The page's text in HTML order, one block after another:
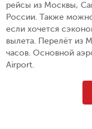
рейсы из Москвы,
России. Также
если хочется
вылета. Перелёт из
часов. Основной
Airport.